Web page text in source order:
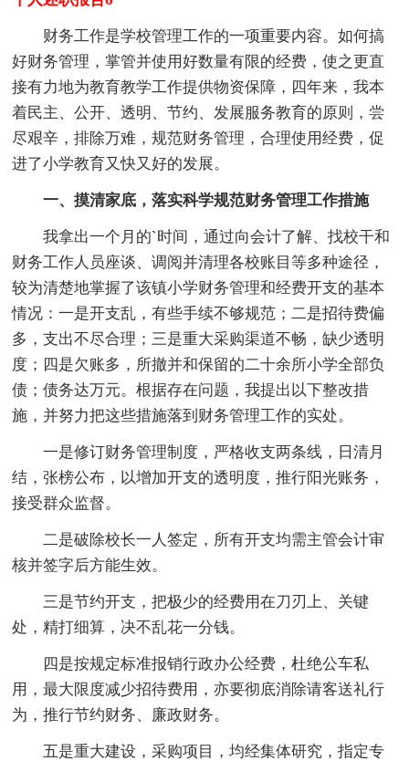
财务工作是学校管理工作的一项重要内容。如何搞
好财务管理，掌管并使用好数量有限的经费，使之更直
接有力地为教育教学工作提供物资保障，四年来，我本
着民主、公开、透明、节约、发展服务教育的原则，尝
尽艰辛，排除万难，规范财务管理，合理使用经费，促
进了小学教育又快又好的发展。
一、摸清家底，落实科学规范财务管理工作措施
我拿出一个月的`时间，通过向会计了解、找校干和
财务工作人员座谈、调阅并清理各校账目等多种途径，
较为清楚地掌握了该镇小学财务管理和经费开支的基本
情况：一是开支乱，有些手续不够规范；二是招待费偏
多，支出不尽合理；三是重大采购渠道不畅，缺少透明
度；四是欠账多，所撤并和保留的二十余所小学全部负
债；债务达万元。根据存在问题，我提出以下整改措
施，并努力把这些措施落到财务管理工作的实处。
一是修订财务管理制度，严格收支两条线，日清月
结，张榜公布，以增加开支的透明度，推行阳光账务，
接受群众监督。
二是破除校长一人签定，所有开支均需主管会计审
核并签字后方能生效。
三是节约开支，把极少的经费用在刀刃上、关键
处，精打细算，决不乱花一分钱。
四是按规定标准报销行政办公经费，杜绝公车私
用，最大限度减少招待费用，亦要彻底消除请客送礼行
为，推行节约财务、廉政财务。
五是重大建设，采购项目，均经集体研究，指定专